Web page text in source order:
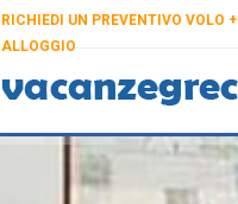
RICHIEDI UN PREVENTIVO VOLO +
ALLOGGIO